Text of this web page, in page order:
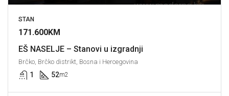
STAN
171.600KM
EŠ NASELJE – Stanovi u izgradnji
Brčko, Brčko distrikt, Bosna i Hercegovina
1 52m2